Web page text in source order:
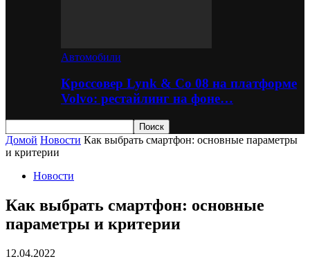
Автомобили
Кроссовер Lynk & Co 08 на платформе
Volvo: рестайлинг на фоне…
Домой Новости Как выбрать смартфон: основные параметры
и критерии
Новости
Как выбрать смартфон: основные
параметры и критерии
12.04.2022